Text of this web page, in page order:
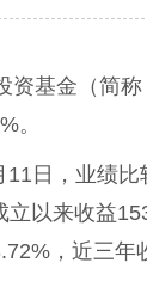
基金（简称
。
日，业绩
以来收益
，近三年